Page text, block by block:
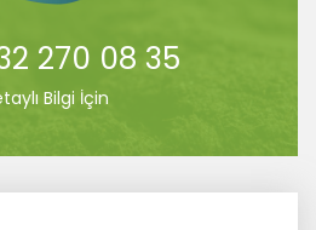
270 08 35
Bilgi İçin